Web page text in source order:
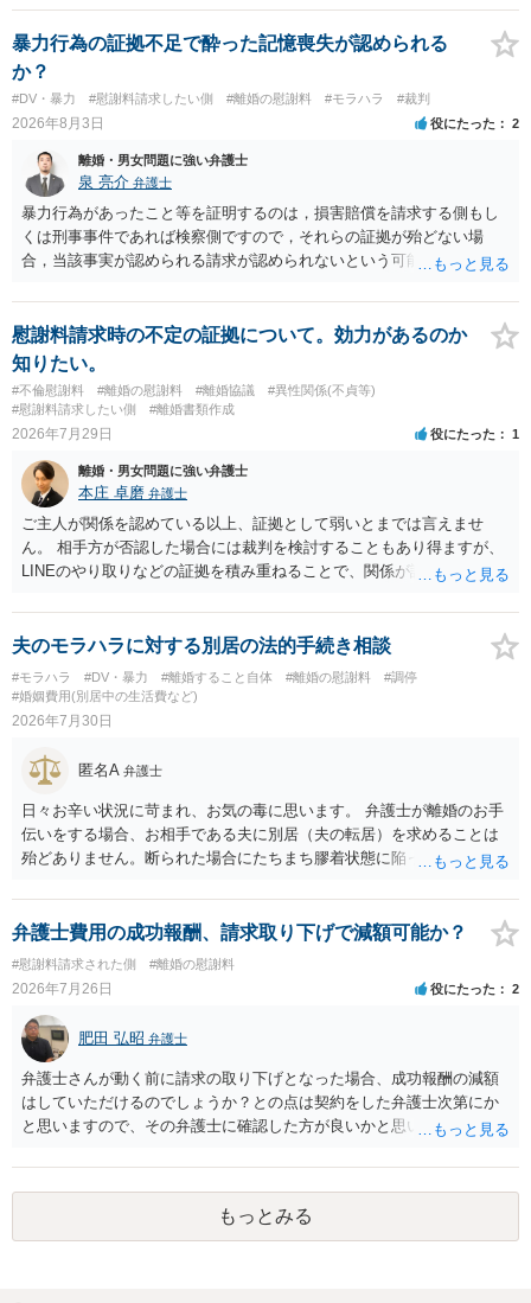
れていますので、通常は、病気や事故によって臨時に必要となった医
療費その他これに類する特別支出を念頭に置いた条項と読むのが自然
です。したがって、大学の入学金、授業料、受験費用などの教育費に
ついてまで、「この条項があるから当然に半額を請求できる」とまで
は言いにくいと思われます。なお、通常、大学進学費用をどこまで負
担すべきかについては、離婚時の合意内容のほか、子どもの年齢、大
学進学についての父母の認識、父母の学歴・収入・資産状況、進学先
や費用などを踏まえて個別に検討することになります。公正証書の他
の条項において、養育費の終期についてどのように定められている
か、大学進学に関する定めの有無、「教育費」「進学費用」に関する
定めの有無等について確認する必要があると考えられます。
暴力行為の証拠不足で酔った記憶喪失が認められる
か？
#DV・暴力 #慰謝料請求したい側 #離婚の慰謝料 #モラハラ #裁判
2026年8月3日 役にたった 2
離婚・男女問題に強い弁護士
泉 亮介 弁護士
暴力行為があったこと等を証明するのは，損害賠償を請求する側もし
くは刑事事件であれば検察側ですので，それらの証拠が殆どない場
合，当該事実が認められる請求が認められないという可能性はあるで
慰謝料請求時の不定の証拠について。効力があるのか
知りたい。
#不倫慰謝料 #離婚の慰謝料 #離婚協議
#異性関係(不貞等)
#慰謝料請求したい側
#離婚書類作成
2026年7月29日 役にたった 1
離婚・男女問題に強い弁護士
本庄 卓磨 弁護士
ご主人が関係を認めている以上、証拠として弱いとまでは言えませ
ん。 相手方が否認した場合には裁判を検討することもあり得ますが、
LINEのやり取りなどの証拠を積み重ねることで、関係が認定される余
個別の事情によりますので、お早めに弁護士に相談されることをおす
すめします。
夫のモラハラに対する別居の法的手続き相談
#モラハラ #DV・暴力 #離婚すること自体 #離婚の慰謝料
#調停
#婚姻費用(別居中の生活費など)
2026年7月30日
匿名A 弁護士
日々お辛い状況に苛まれ、お気の毒に思います。 弁護士が離婚のお手
伝いをする場合、お相手である夫に別居（夫の転居）を求めることは
殆どありません。断られた場合にたちまち膠着状態に陥ってしまうの
高いためです。 実務的には、ご相談者さまが転居する形で離婚協議等
を進める選択を採らざるを得ないことが圧倒的多数です。
弁護士費用の成功報酬、請求取り下げで減額可能か？
#慰謝料請求された側 #離婚の慰謝料
2026年7月26日 役にたった 2
肥田 弘昭 弁護士
弁護士さんが動く前に請求の取り下げとなった場合、成功報酬の減額
はしていただけるのでしょうか？との点は契約をした弁護士次第にか
と思いますので、その弁護士に確認した方が良いかと思います。ご参
もっとみる